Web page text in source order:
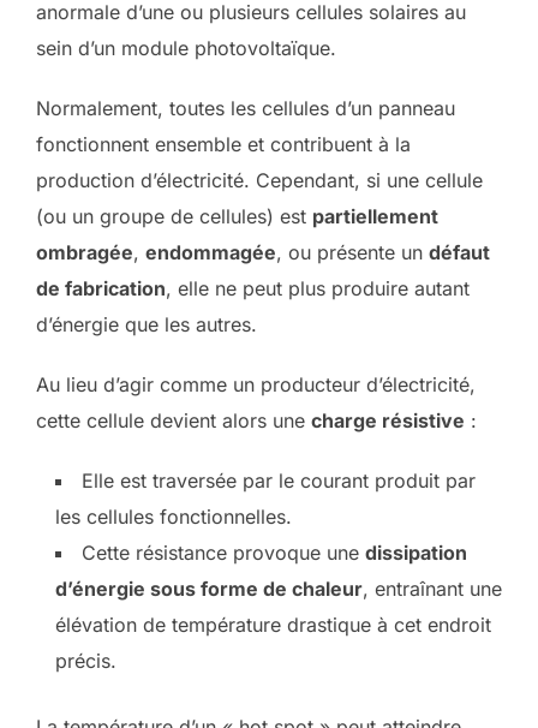
anormale d’une ou plusieurs cellules solaires au
sein d’un module photovoltaïque.
Normalement, toutes les cellules d’un panneau
fonctionnent ensemble et contribuent à la
production d’électricité. Cependant, si une cellule
(ou un groupe de cellules) est partiellement
ombragée, endommagée, ou présente un défaut
de fabrication, elle ne peut plus produire autant
d’énergie que les autres.
Au lieu d’agir comme un producteur d’électricité,
cette cellule devient alors une charge résistive :
Elle est traversée par le courant produit par
les cellules fonctionnelles.
Cette résistance provoque une dissipation
d’énergie sous forme de chaleur, entraînant une
élévation de température drastique à cet endroit
précis.